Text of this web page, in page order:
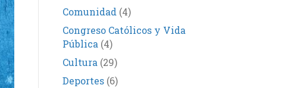
Comunidad (4)
Congreso Católicos y Vida
Pública (4)
Cultura (29)
Deportes(6)